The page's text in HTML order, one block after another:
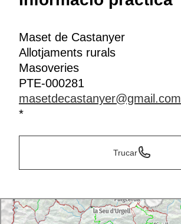
Maset de Castanyer
Allotjaments rurals
Masoveries
PTE-000281
masetdecastanyer@gmail.com
*
Trucar